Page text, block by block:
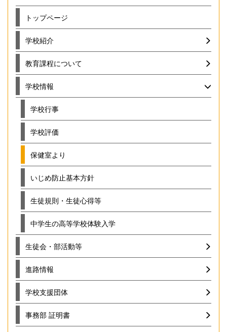
トップページ
学校紹介
教育課程について
学校情報
学校行事
学校評価
保健室より
いじめ防止基本方針
生徒規則・生徒心得等
中学生の高等学校体験入学
生徒会・部活動等
進路情報
学校支援団体
事務部 証明書